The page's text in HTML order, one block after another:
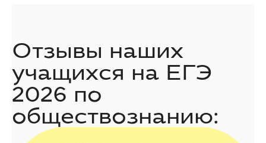
Отзывы наших
учащихся на ЕГЭ
2026 по
обществознанию: